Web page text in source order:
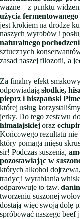
ważne – z punktu
użycia fermentowanego
jest krokiem na drodze
naszych wyrobów i
naturalnego
sztucznych
zasad naszej filozofii, a
Za finalny efekt
odpowiadają słodkie,
pieprz i hiszpański
której usług
jerky. Do tego zestawu
himalajskiej oraz
Końcowego rezultatu nie
który pomaga mięsu
sir! Podczas suszenia,
pozostawiając w
których alkohol
tradycji wyrabiania
odparowuje to tzw.
tworzeniu suszonej
dostają więc swoją dolę
spróbować naszego beef